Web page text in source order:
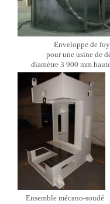
Enveloppe de
pour une usine de
diamètre 3 900 mm
Ensemble mécano-soudé